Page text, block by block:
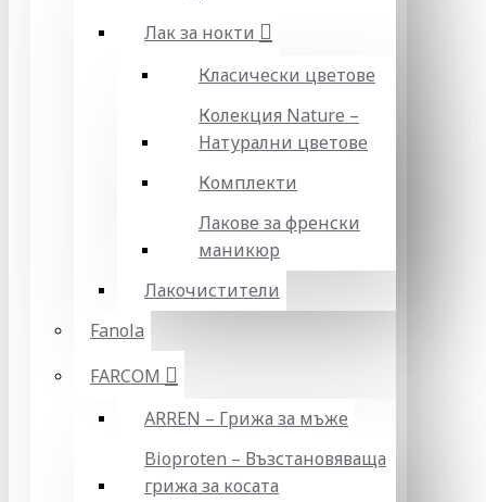
Лак за нокти
Класически цветове
Колекция Nature –
Натурални цветове
Комплекти
Лакове за френски
маникюр
Лакочистители
Fanola
FARCOM
ARREN – Грижа за мъже
Bioproten – Възстановяваща
грижа за косата